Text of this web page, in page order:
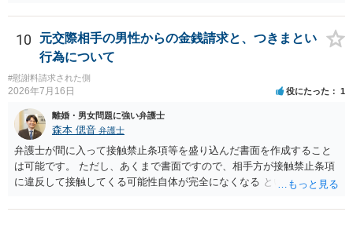
れば早めに弁護士に相談し、弁護士から回答をさせると良いでしょ
う。
10
元交際相手の男性からの金銭請求と、つきまとい
行為について
#慰謝料請求された側
2026年7月16日 役にたった 1
離婚・男女問題に強い弁護士
森本 偲音 弁護士
弁護士が間に入って接触禁止条項等を盛り込んだ書面を作成すること
は可能です。 ただし、あくまで書面ですので、相手方が接触禁止条項
に違反して接触してくる可能性自体が完全になくなる という訳ではあ
らせ行為がエスカレートする前に、一度警察に相談した方がよいかと